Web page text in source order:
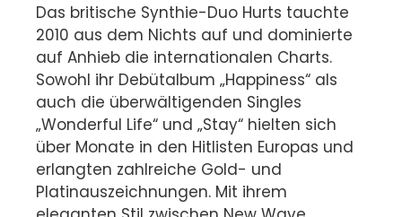
Das britische Synthie-Duo Hurts tauchte
2010 aus dem Nichts auf und dominierte
auf Anhieb die internationalen Charts.
Sowohl ihr Debütalbum „Happiness“ als
auch die überwältigenden Singles
„Wonderful Life“ und „Stay“ hielten sich
über Monate in den Hitlisten Europas und
erlangten zahlreiche Gold- und
Platinauszeichnungen. Mit ihrem